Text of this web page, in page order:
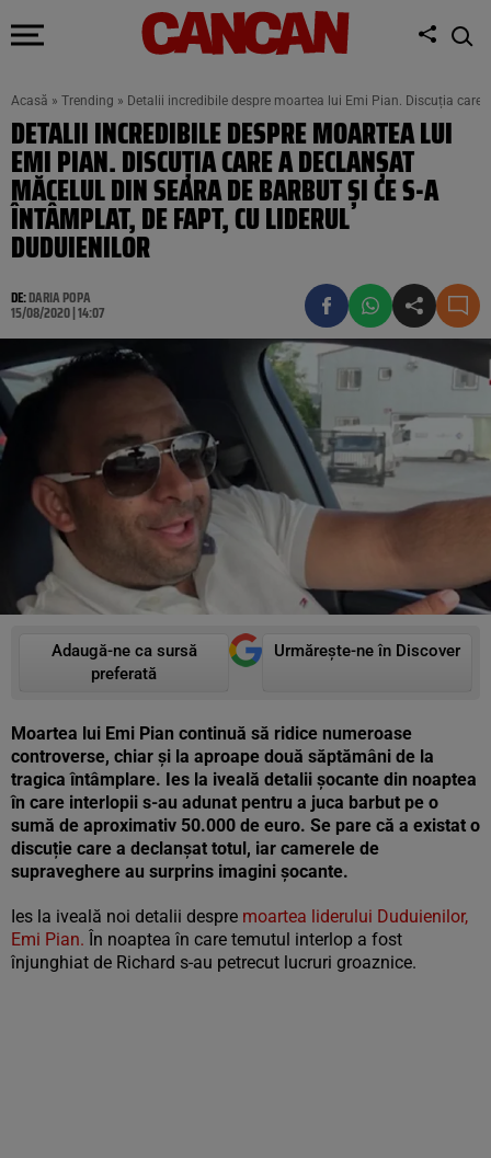
Acasă » Trending » Detalii incredibile despre moartea lui Emi Pian. Discuția
DETALII INCREDIBILE DESPRE MOARTEA LUI
EMI PIAN. DISCUȚIA CARE A DECLANȘAT
MĂCELUL DIN SEARA DE BARBUT ȘI CE S-A
ÎNTÂMPLAT, DE FAPT, CU LIDERUL
DUDUIENILOR
DE:DARIA POPA
15/08/2020 | 14:07
Adaugă-ne ca sursă
preferată
Urmărește-ne în Discover
Moartea lui Emi Pian continuă să ridice numeroase
controverse, chiar și la aproape două săptămâni de la
tragica întâmplare. Ies la iveală detalii șocante din noaptea
în care interlopii s-au adunat pentru a juca barbut pe o
sumă de aproximativ 50.000 de euro. Se pare că a existat o
discuție care a declanșat totul, iar camerele de
supraveghere au surprins imagini șocante.
Ies la iveală noi detalii despre moartea liderului Duduienilor,
Emi Pian. În noaptea în care temutul interlop a fost
înjunghiat de Richard s-au petrecut lucruri groaznice.